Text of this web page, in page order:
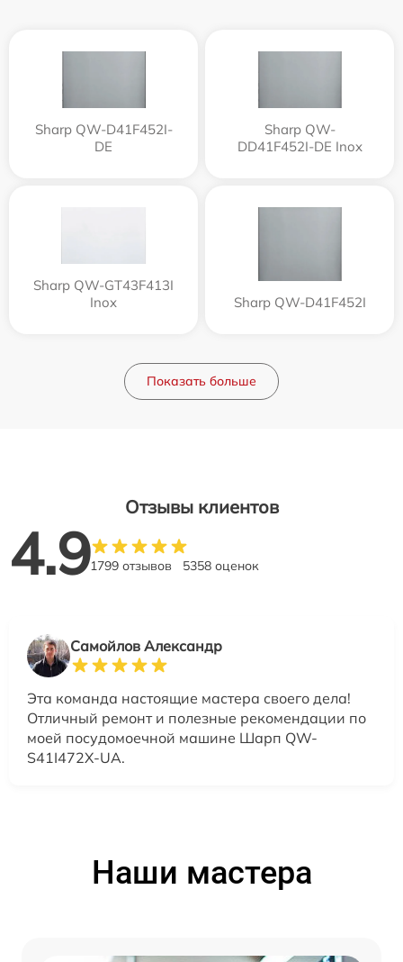
Sharp QW-D41F452I-
DE
Sharp QW-
DD41F452I-DE Inox
Sharp QW-GT43F413I
Inox
Sharp QW-D41F452I
Показать больше
Отзывы клиентов
4.91799 отзывов 5358 оценок
Самойлов Александр
Эта команда настоящие мастера своего дела!
Отличный ремонт и полезные рекомендации по
моей посудомоечной машине Шарп QW-
S41I472X-UA.
Наши мастера